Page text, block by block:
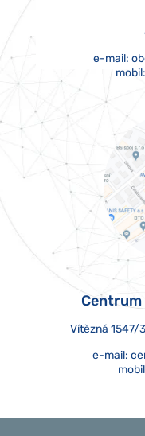
e-mail:
mobil:
Vítězná 1547/
e-mail: